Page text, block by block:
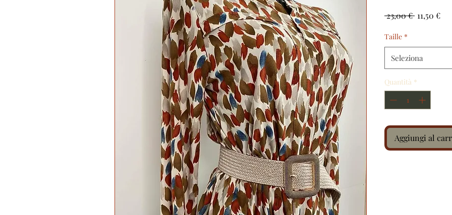
23,00 € Prezzo
11,50 €
Taille *
Seleziona
Quantità *
Aggiungi al